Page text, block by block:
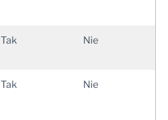
Tak Nie
Tak Nie